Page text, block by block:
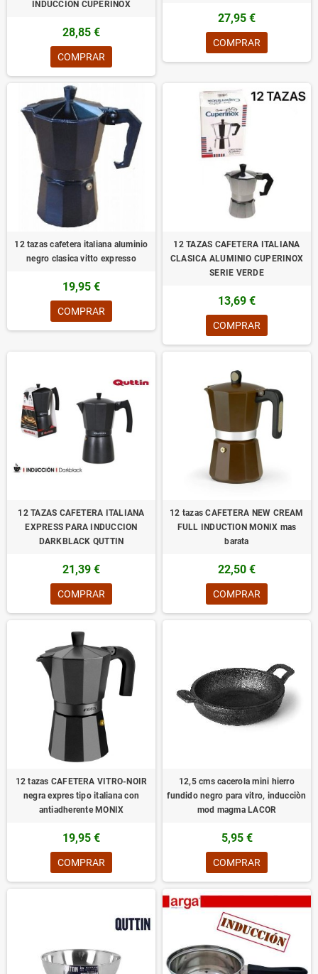
INDUCCION CUPERINOX
28,85 €
COMPRAR
27,95 €
COMPRAR
12 tazas cafetera italiana aluminio
negro clasica vitto expresso
19,95 €
COMPRAR
12 TAZAS CAFETERA ITALIANA
CLASICA ALUMINIO CUPERINOX
SERIE VERDE
13,69 €
COMPRAR
12 TAZAS CAFETERA ITALIANA
EXPRESS PARA INDUCCION
DARKBLACK QUTTIN
21,39 €
COMPRAR
12 tazas CAFETERA NEW CREAM
FULL INDUCTION MONIX mas
barata
22,50 €
COMPRAR
12 tazas CAFETERA VITRO-NOIR
negra expres tipo italiana con
antiadherente MONIX
19,95 €
COMPRAR
12,5 cms cacerola mini hierro
fundido negro para vitro, inducciòn
mod magma LACOR
5,95 €
COMPRAR